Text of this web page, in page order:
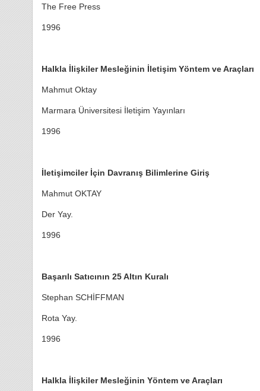
The Free Press
1996
Halkla İlişkiler Mesleğinin İletişim Yöntem ve Araçları
Mahmut Oktay
Marmara Üniversitesi İletişim Yayınları
1996
İletişimciler İçin Davranış Bilimlerine Giriş
Mahmut OKTAY
Der Yay.
1996
Başarılı Satıcının 25 Altın Kuralı
Stephan SCHİFFMAN
Rota Yay.
1996
Halkla İlişkiler Mesleğinin Yöntem ve Araçları